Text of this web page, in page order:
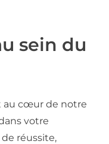
sein du
au cœur de notre
votre
réussite,